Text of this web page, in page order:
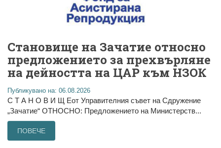
Становище на Зачатие относно
предложението за прехвърляне
на дейността на ЦАР към НЗОК
Публикувано на: 06.08.2026
С Т А Н О В И Щ Еот Управителния съвет на Сдружение
„Зачатие“ ОТНОСНО: Предложението на Министерств...
ПОВЕЧЕ